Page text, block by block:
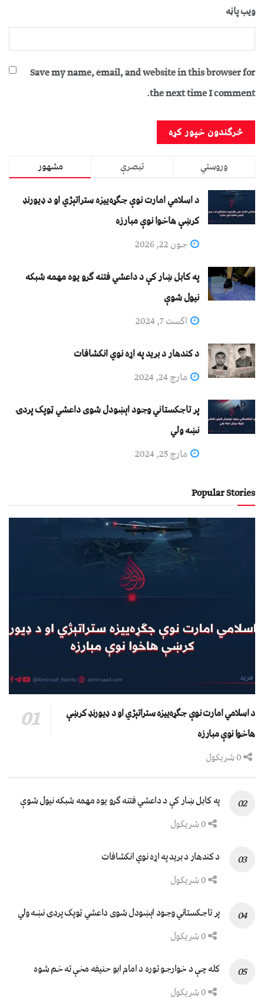
ویب پاڼه
Save my name, email, and website in this browser for
the next time I comment.
مشهور تبصرې
وروستي
د اسلامي امارت نوې جګړه‌ییزه ستراتېژي او د ډیورنډ
کرښې هاخوا نوې مبارزه
جون 22, 2026
په کابل ښار کې د داعشي فتنه ګرو يوه مهمه شبکه
نيول شوې
اگست 7, 2024
د کندهار د برید په اړه نوي انکشافات
مارچ 24, 2024
پر تاجکستاني وجود اېښودل شوی داعشي ټوپک پردۍ
نښه ولي
مارچ 25, 2024
Popular Stories
د اسلامي امارت نوې جګړه‌ییزه ستراتېژي او د ډیورنډ کرښې
هاخوا نوې مبارزه
په کابل ښار کې د داعشي فتنه ګرو يوه مهمه شبکه نيول شوې
د کندهار د برید په اړه نوي انکشافات
پر تاجکستاني وجود اېښودل شوی داعشي ټوپک پردۍ نښه ولي
کله چې د خوارجو توره د امام ابو حنیفه مخې ته خم شوه